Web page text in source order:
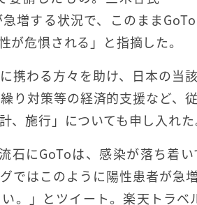
増する状況で、このまま
が危惧される」と指摘した。
携わる方々を助け、日本の当
り対策等の経済的支援など、
施行」についても申し入れた
にGoToは、感染が落ち着
ではこのように陽性患者が急
。」とツイート。楽天トラベ